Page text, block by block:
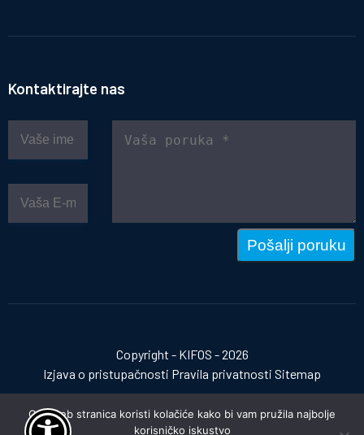
Kontaktirajte nas
Pošalji poruku
Copyright - KIFOS - 2026
Izjava o pristupačnosti Pravila privatnosti Sitemap
Izrada web stranica:invictum.hr
Ova web stranica koristi kolačiće kako bi vam pružila najbolje
korisničko iskustvo